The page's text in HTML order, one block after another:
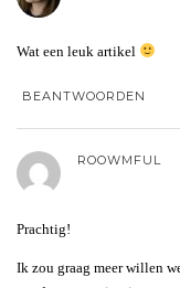
Wat een leuk artikel
BEANTWOORDEN
ROOWMFUL
Prachtig!
Ik zou graag meer willen